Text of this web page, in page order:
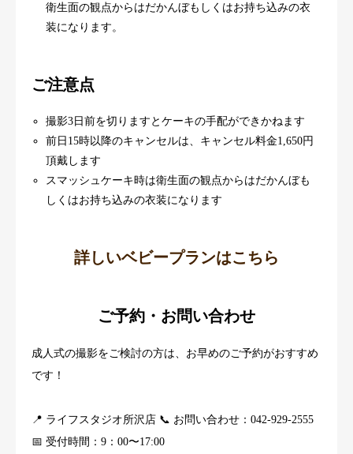
衛生面の観点からはだかんぼもしくはお持ち込みの衣
装になります。
ご注意点
撮影3日前を切りますとケーキの手配ができかねます
前日15時以降のキャンセルは、キャンセル料金1,650円
頂戴します
スマッシュケーキ時は衛生面の観点からはだかんぼも
しくはお持ち込みの衣装になります
詳しいベビープランはこちら
ご予約・お問い合わせ
成人式の撮影をご検討の方は、お早めのご予約がおすすめ
です！
📍 ライフスタジオ所沢店 📞 お問い合わせ：042-929-2555
📅 受付時間：9：00〜17:00